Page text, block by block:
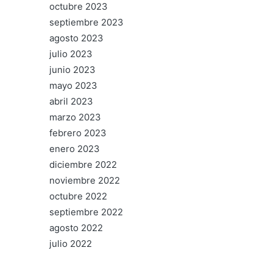
octubre 2023
septiembre 2023
agosto 2023
julio 2023
junio 2023
mayo 2023
abril 2023
marzo 2023
febrero 2023
enero 2023
diciembre 2022
noviembre 2022
octubre 2022
septiembre 2022
agosto 2022
julio 2022